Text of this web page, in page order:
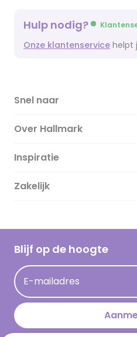
Hulp nodig?
Onze klantenservice helpt
Snel naar
Over Hallmark
Over ons
Duurzaamheid
Hallmark Kaartclub
Acties
Persberichten
Hallmark en Kinderpostzegels
Inspiratie
Magazine
Cadeau inspiratie
Kaartinspiratie
Zakelijk
Blijf op de hoogte
E-mailadres